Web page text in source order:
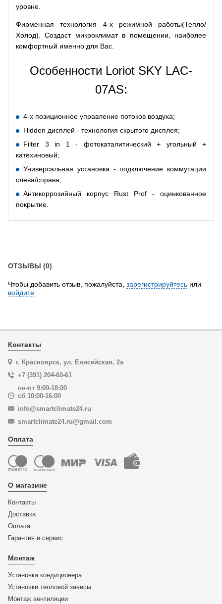
уровне.
Фирменная технология 4-х режимной работы(Тепло/
Холод). Создаст микроклимат в помещении, наиболее
комфортный именно для Вас.
Особенности Loriot SKY LAC-
07AS:
4-х позиционное управление потоков воздуха;
Hidden дисплей - технология скрытого дисплея;
Filter 3 in 1 - фотокаталитический + угольный +
катехиновый;
Универсальная установка - подключение коммутации
слева/справа;
Антикоррозийный корпус Rust Prof - оцинкованное
покрытие.
ОТЗЫВЫ (0)
Чтобы добавить отзыв, пожалуйста, зарегистрируйтесь или
войдите
Контакты
г. Красноярск, ул. Енисейская, 2а
+7 (391) 204-60-61
пн-пт 9:00-18:00
сб 10:00-16:00
info@smartclimate24.ru
smartclimate24.ru@gmail.com
Оплата
О магазине
Контакты
Доставка
Оплата
Гарантия и сервис
Монтаж
Установка кондиционера
Установки тепловой завесы
Монтаж вентиляции